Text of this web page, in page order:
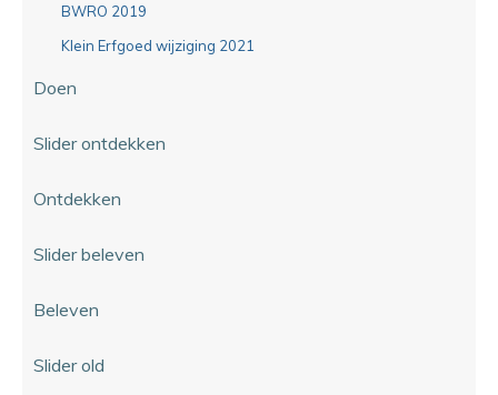
BWRO 2019
Klein Erfgoed wijziging 2021
Doen
Slider ontdekken
Ontdekken
Slider beleven
Beleven
Slider old